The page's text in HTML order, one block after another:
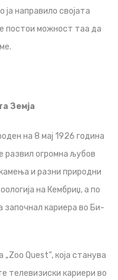
направило својата
постои можност таа да
Земја
на 8 мај 1926 година
развил огромна љубов
и разни природни
на Кембриџ, а по
кариера во Би-
„Zoo Quest“, која станува
телевизиски кариери во